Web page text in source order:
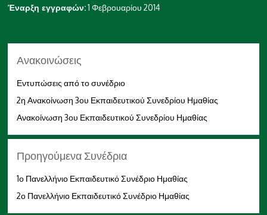
Έναρξη εγγραφών:1 Φεβρουαρίου 2014
Ανακοινώσεις
Εντυπώσεις από το συνέδριο
2η Ανακοίνωση 3ου Εκπαιδευτικού Συνεδρίου Ημαθίας
Ανακοίνωση 3ου Εκπαιδευτικού Συνεδρίου Ημαθίας
Προηγούμενα Συνέδρια
1ο Πανελλήνιο Εκπαιδευτικό Συνέδριο Ημαθίας
2ο Πανελλήνιο Εκπαιδευτικό Συνέδριο Ημαθίας